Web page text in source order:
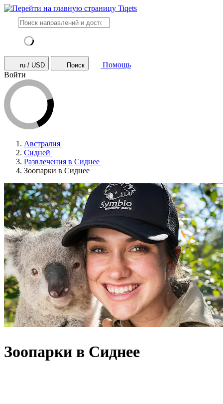
ru / USD Поиск
Помощь
Войти
Австралия
Сидней
Развлечения в Сиднее
Зоопарки в Сиднее
Зоопарки в Сиднее